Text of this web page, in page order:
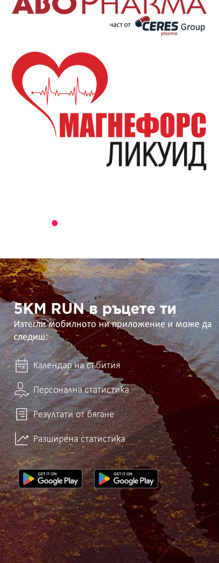
5KM
RUN
в
ръцете
ти 5KM RUN в ръцете ти
Изтегли мобилното ни приложение и може да
следиш:
Календар на събития
Персонална статистика
Резултати от бягане
Разширена статистика